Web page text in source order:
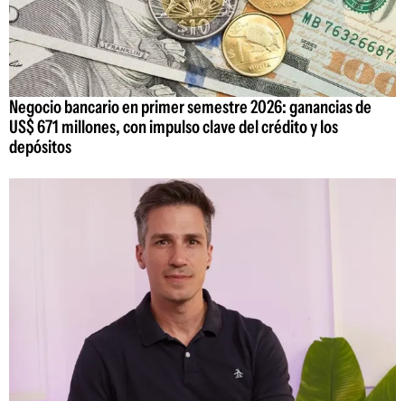
Negocio bancario en primer semestre 2026: ganancias de
US$ 671 millones, con impulso clave del crédito y los
depósitos